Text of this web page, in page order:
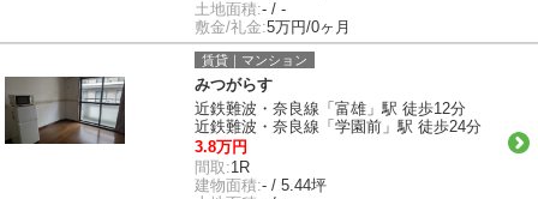
土地面積:- / -
敷金/礼金:5万円/0ヶ月
賃貸｜マンション
みつがらす
近鉄難波・奈良線「富雄」駅 徒歩12分
近鉄難波・奈良線「学園前」駅 徒歩24分
3.8万円
間取:1R
建物面積:- / 5.44坪